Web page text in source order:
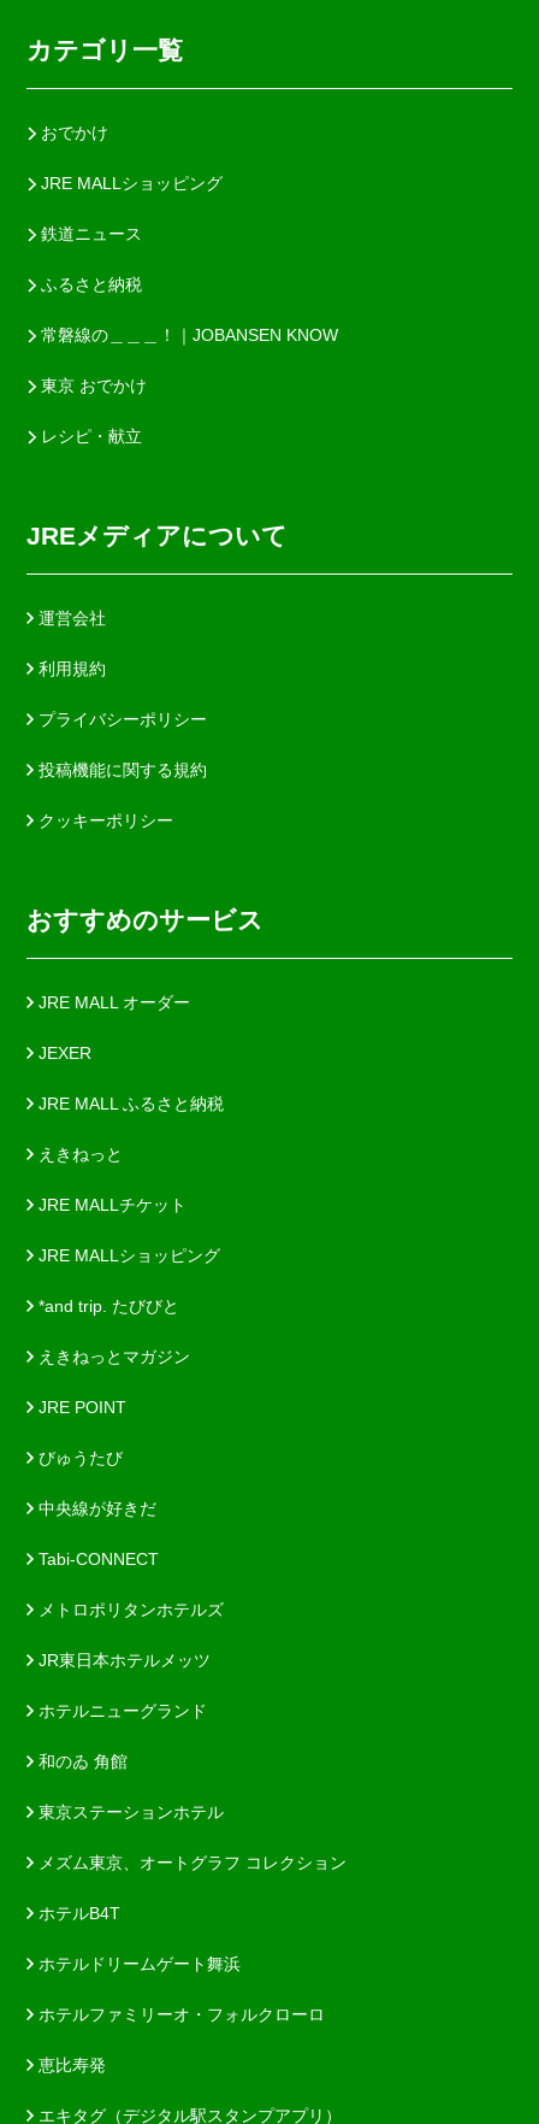
カテゴリ一覧
おでかけ
JRE MALLショッピング
鉄道ニュース
ふるさと納税
常磐線の＿＿＿！｜JOBANSEN KNOW
東京 おでかけ
レシピ・献立
JREメディアについて
運営会社
利用規約
プライバシーポリシー
投稿機能に関する規約
クッキーポリシー
おすすめのサービス
JRE MALL オーダー
JEXER
JRE MALL ふるさと納税
えきねっと
JRE MALLチケット
JRE MALLショッピング
*and trip. たびびと
えきねっとマガジン
JRE POINT
びゅうたび
中央線が好きだ
Tabi-CONNECT
メトロポリタンホテルズ
JR東日本ホテルメッツ
ホテルニューグランド
和のゐ 角館
東京ステーションホテル
メズム東京、オートグラフ コレクション
ホテルB4T
ホテルドリームゲート舞浜
ホテルファミリーオ・フォルクローロ
恵比寿発
エキタグ（デジタル駅スタンプアプリ）